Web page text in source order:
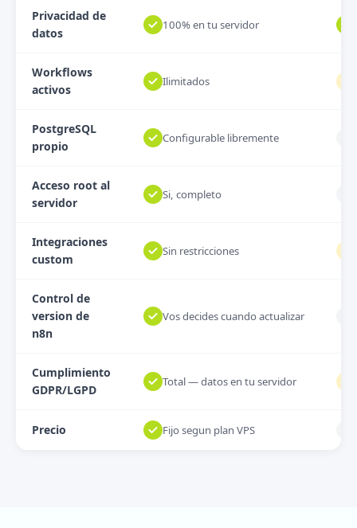
Privacidad de
datos
100% en tu servidor
Workflows
activos
Ilimitados
PostgreSQL
propio
Configurable libremente
Acceso root al
servidor
Si, completo
Integraciones
custom
Sin restricciones
Control de
version de
n8n
Vos decides cuando actualizar
Cumplimiento
GDPR/LGPD
Total — datos en tu servidor
Precio Fijo segun plan VPS